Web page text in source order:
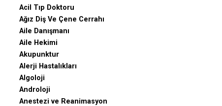
Acil Tıp Doktoru
Ağız Diş Ve Çene Cerrahı
Aile Danışmanı
Aile Hekimi
Akupunktur
Alerji Hastalıkları
Algoloji
Androloji
Anestezi ve Reanimasyon